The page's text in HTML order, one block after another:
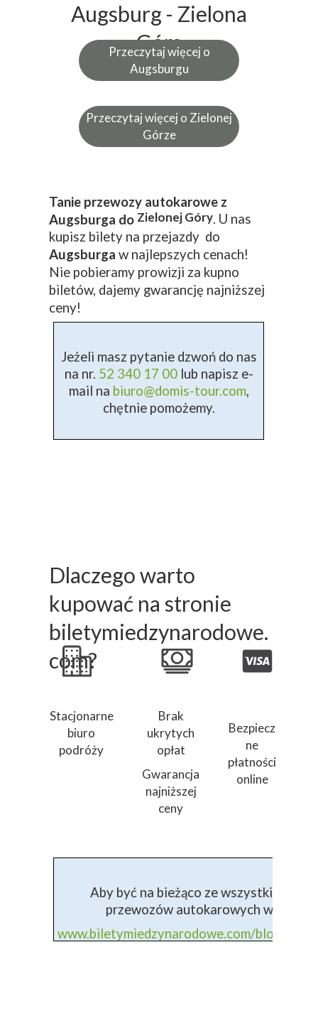
Przeczytaj więcej o
Augsburgu
Bezpiecz
ne
płatności
online
Brak
ukrytych
opłat
Gwarancja
najniższej
ceny
Stacjonarne
biuro
podróży
Przeczytaj więcej o Zielonej
Górze
Augsburg - Zielona
Góra
Tanie przewozy autokarowe z
Augsburga do Zielonej Góry. U nas
kupisz bilety na przejazdy do
Augsburga w najlepszych cenach!
Nie pobieramy prowizji za kupno
biletów, dajemy gwarancję najniższej
ceny!
Jeżeli masz pytanie dzwoń do nas
na nr. 52 340 17 00lub napisz e-
mail na biuro@domis-tour.com,
chętnie pomożemy.
Dlaczego warto
kupować na stronie
biletymiedzynarodowe.
com?
Aby być na bieżąco ze wszystkimi
przewozów autokarowych wejdź na
www.biletymiedzynarodowe.com/